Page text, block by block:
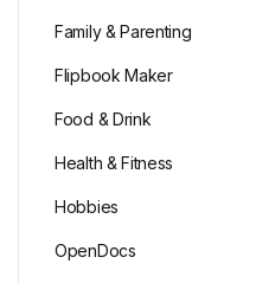
Family & Parenting
Flipbook Maker
Food & Drink
Health & Fitness
Hobbies
OpenDocs